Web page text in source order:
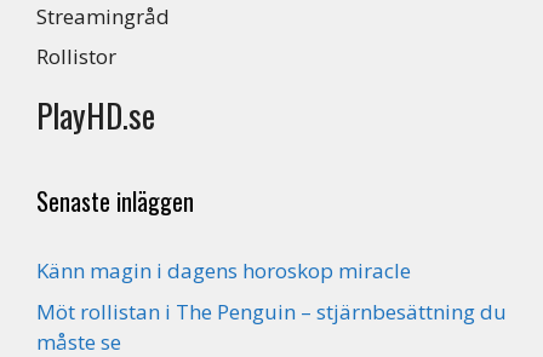
Streamingråd
Rollistor
PlayHD.se
Senaste inläggen
Känn magin i dagens horoskop miracle
Möt rollistan i The Penguin – stjärnbesättning du
måste se